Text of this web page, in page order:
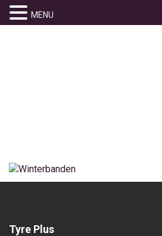
Tyre Plus
MENU